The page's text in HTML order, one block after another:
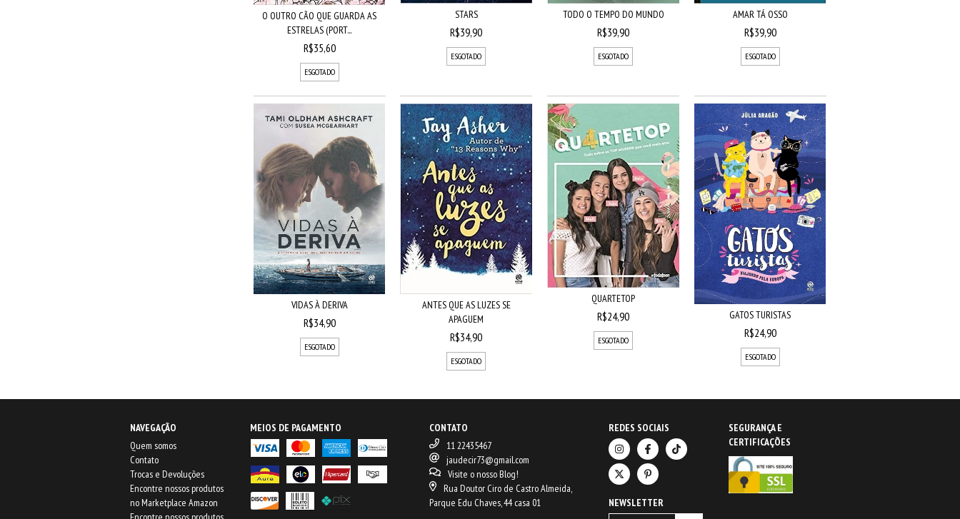
O OUTRO CÃO QUE GUARDA AS
ESTRELAS (PORT...
R$35,60
ESGOTADO
STARS
R$39,90
ESGOTADO
TODO O TEMPO DO MUNDO
R$39,90
ESGOTADO
AMAR TÁ OSSO
R$39,90
ESGOTADO
VIDAS À DERIVA
R$34,90
ESGOTADO
ANTES QUE AS LUZES SE
APAGUEM
R$34,90
ESGOTADO
QUARTETOP
R$24,90
ESGOTADO
GATOS TURISTAS
R$24,90
ESGOTADO
NAVEGAÇÃO
Quem somos
Contato
Trocas e Devoluções
Encontre nossos produtos
no Marketplace Amazon
MEIOS DE PAGAMENTO
CONTATO
11 22435467
jaudecir73@gmail.com
Visite o nosso Blog!
Rua Doutor Ciro de Castro Almeida,
Parque Edu Chaves, 44 casa 01
REDES SOCIAIS
NEWSLETTER
SEGURANÇA E
CERTIFICAÇÕES